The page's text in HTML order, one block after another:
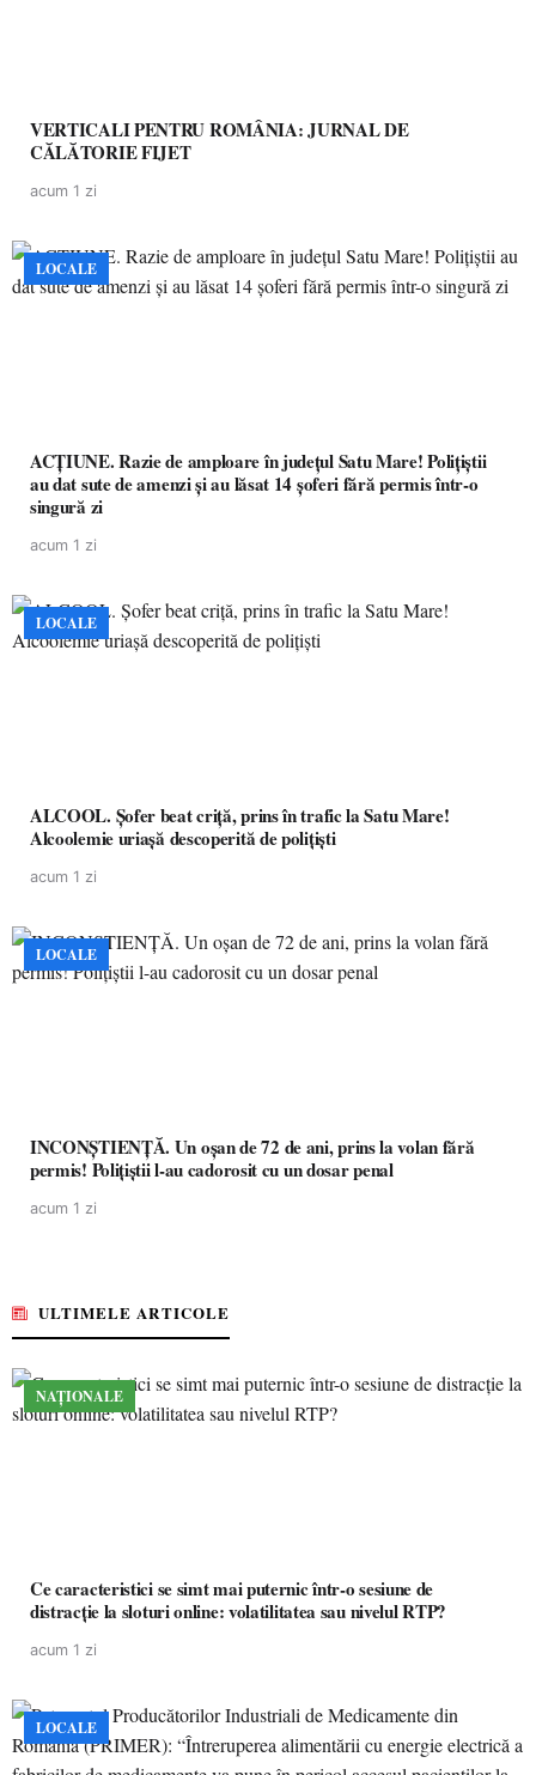
VERTICALI PENTRU ROMÂNIA: JURNAL DE
CĂLĂTORIE FIJET
acum 1 zi
LOCALE
ACȚIUNE. Razie de amploare în județul Satu Mare! Polițiștii
au dat sute de amenzi și au lăsat 14 șoferi fără permis într-o
singură zi
acum 1 zi
LOCALE
ALCOOL. Șofer beat criță, prins în trafic la Satu Mare!
Alcoolemie uriașă descoperită de polițiști
acum 1 zi
LOCALE
INCONȘTIENȚĂ. Un oșan de 72 de ani, prins la volan fără
permis! Polițiștii l-au cadorosit cu un dosar penal
acum 1 zi
ULTIMELE ARTICOLE
NAȚIONALE
Ce caracteristici se simt mai puternic într-o sesiune de
distracție la sloturi online: volatilitatea sau nivelul RTP?
acum 1 zi
LOCALE